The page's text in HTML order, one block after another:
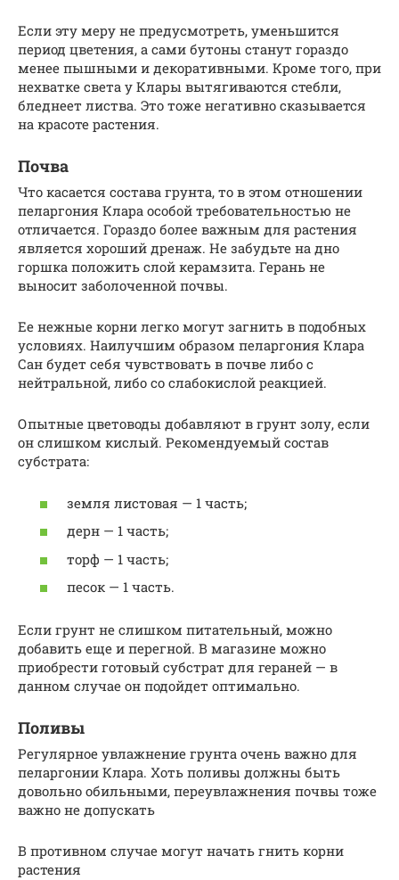
Если эту меру не предусмотреть, уменьшится
период цветения, а сами бутоны станут гораздо
менее пышными и декоративными. Кроме того, при
нехватке света у Клары вытягиваются стебли,
бледнеет листва. Это тоже негативно сказывается
на красоте растения.
Почва
Что касается состава грунта, то в этом отношении
пеларгония Клара особой требовательностью не
отличается. Гораздо более важным для растения
является хороший дренаж. Не забудьте на дно
горшка положить слой керамзита. Герань не
выносит заболоченной почвы.
Ее нежные корни легко могут загнить в подобных
условиях. Наилучшим образом пеларгония Клара
Сан будет себя чувствовать в почве либо с
нейтральной, либо со слабокислой реакцией.
Опытные цветоводы добавляют в грунт золу, если
он слишком кислый. Рекомендуемый состав
субстрата:
земля листовая — 1 часть;
дерн — 1 часть;
торф — 1 часть;
песок — 1 часть.
Если грунт не слишком питательный, можно
добавить еще и перегной. В магазине можно
приобрести готовый субстрат для гераней — в
данном случае он подойдет оптимально.
Поливы
Регулярное увлажнение грунта очень важно для
пеларгонии Клара. Хоть поливы должны быть
довольно обильными, переувлажнения почвы тоже
важно не допускать
В противном случае могут начать гнить корни
растения